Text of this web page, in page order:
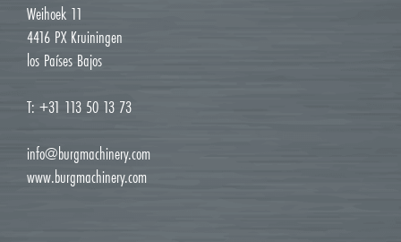
Weihoek 11
4416 PX Kruiningen
los Países Bajos
T: +31 113 50 13 73
info@burgmachinery.com
www.burgmachinery.com